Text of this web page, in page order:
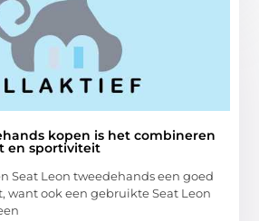
kopen is het combineren
en sportiviteit
Seat Leon tweedehands een goed
want ook een gebruikte Seat Leon